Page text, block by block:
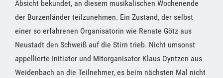
Absicht bekundet, an diesem musikalischen Wochenende
der Burzenländer teilzunehmen. Ein Zustand, der selbst
einer so erfahrenen Organisatorin wie Renate Götz aus
Neustadt den Schweiß auf die Stirn trieb. Nicht umsonst
appellierte Initiator und Mitorganisator Klaus Oyntzen aus
Weidenbach an die Teilnehmer, es beim nächsten Mal nicht